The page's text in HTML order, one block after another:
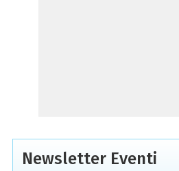
Newsletter Eventi